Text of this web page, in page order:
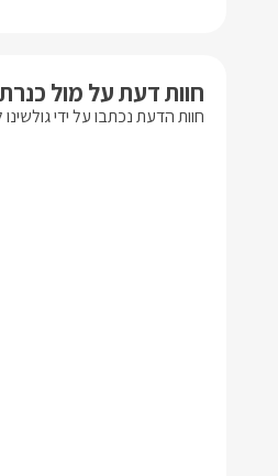
חוות דעת על מול כנרת
חוות הדעת נכתבו על ידי